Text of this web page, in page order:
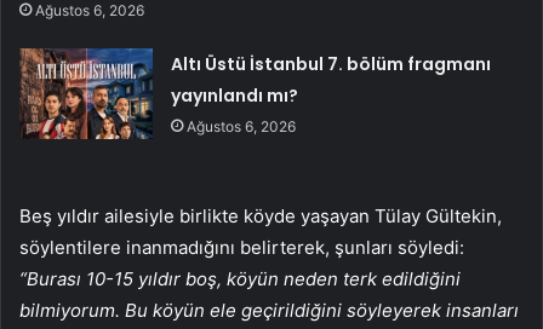
Ağustos 6, 2026
Altı Üstü İstanbul 7. bölüm fragmanı
yayınlandı mı?
Ağustos 6, 2026
Beş yıldır ailesiyle birlikte köyde yaşayan Tülay Gültekin,
söylentilere inanmadığını belirterek, şunları söyledi:
“Burası 10-15 yıldır boş, köyün neden terk edildiğini
bilmiyorum. Bu köyün ele geçirildiğini söyleyerek insanları